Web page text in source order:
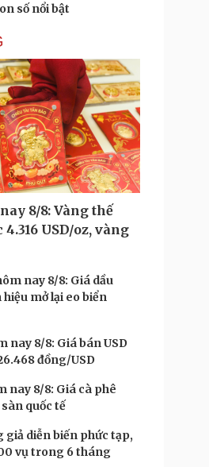
số nổi bật
8/8: Vàng thế
USD/oz, vàng
nay 8/8: Giá dầu
mở lại eo biển
nay 8/8: Giá bán USD
đồng/USD
nay 8/8: Giá cà phê
quốc tế
giả diễn biến phức tạp,
vụ trong 6 tháng